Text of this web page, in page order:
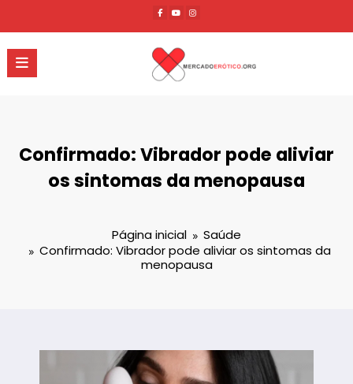
o
conteúdo
Confirmado: Vibrador pode aliviar
os sintomas da menopausa
Página inicial
Saúde
Confirmado: Vibrador pode aliviar os sintomas da
menopausa